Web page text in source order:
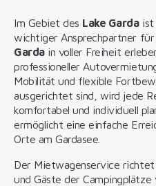
Im Gebiet des Lake Garda
wichtiger Ansprechpartner für
Gardain voller Freiheit
professioneller
Mobilität und flexible
ausgerichtet sind, wird jede
komfortabel und individuell
ermöglicht eine einfache
Orte am Gardasee.
Der Mietwagenservice richtet
und Gäste der Campingplätze